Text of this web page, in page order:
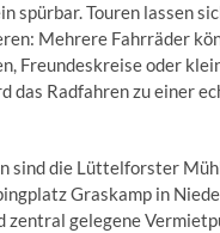
Touren lassen
Mehrere Fahrräder
Freundeskreise oder
das Radfahren zu einer
die Lüttelforster
Graskamp in
gelegene